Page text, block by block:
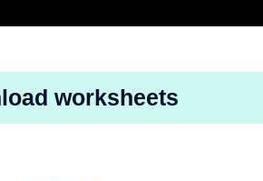
worksheets